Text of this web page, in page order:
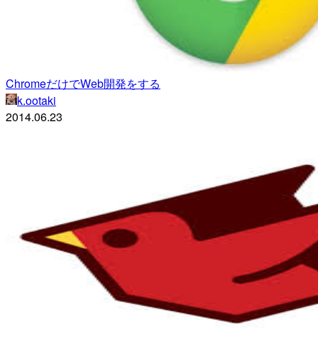
ChromeだけでWeb開発をする
k.ootaki
2014.06.23